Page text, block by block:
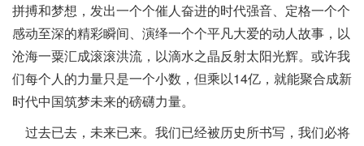
拼搏和梦想，发出一个个催人奋进的时代强音、定格一个个
感动至深的精彩瞬间、演绎一个个平凡大爱的动人故事，以
沧海一粟汇成滚滚洪流，以滴水之晶反射太阳光辉。或许我
们每个人的力量只是一个小数，但乘以14亿，就能聚合成新
时代中国筑梦未来的磅礴力量。
过去已去，未来已来。我们已经被历史所书写，我们必将